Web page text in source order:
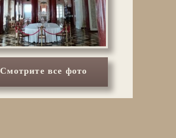
Смотрите все фото